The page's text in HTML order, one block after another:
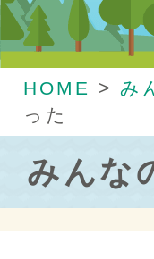
HOME > み
った
みんな